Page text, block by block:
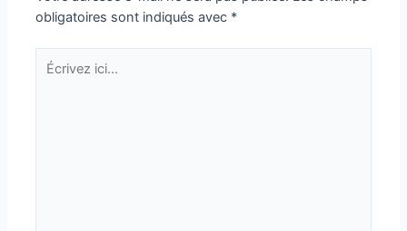
obligatoires sont indiqués avec *
Écrivez
ici…